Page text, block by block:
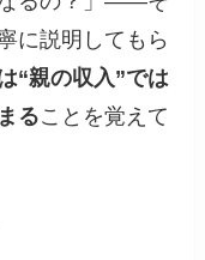
に説明してもら
“親の収入”では
ることを覚えて